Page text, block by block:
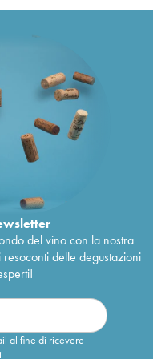
del vino con la nostra
delle degustazioni
al fine di ricevere